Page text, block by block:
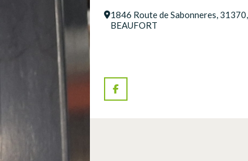
1846 Route de Sabonneres, 31370,
BEAUFORT